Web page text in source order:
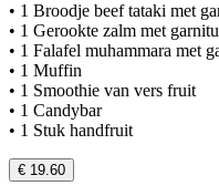
• 1 Broodje beef tataki met
• 1 Gerookte zalm met
• 1 Falafel muhammara met
• 1 Muffin
• 1 Smoothie van vers fruit
• 1 Candybar
• 1 Stuk handfruit
€ 19.60